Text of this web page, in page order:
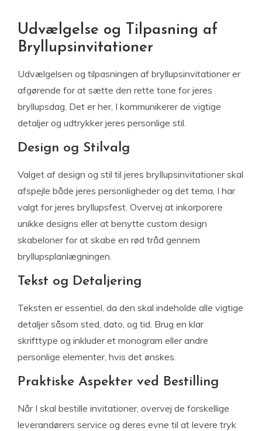
Udvælgelse og Tilpasning af
Bryllupsinvitationer
Udvælgelsen og tilpasningen af bryllupsinvitationer er
afgørende for at sætte den rette tone for jeres
bryllupsdag. Det er her, I kommunikerer de vigtige
detaljer og udtrykker jeres personlige stil.
Design og Stilvalg
Valget af design og stil til jeres bryllupsinvitationer skal
afspejle både jeres personligheder og det tema, I har
valgt for jeres bryllupsfest. Overvej at inkorporere
unikke designs eller at benytte custom design
skabeloner for at skabe en rød tråd gennem
bryllupsplanlægningen.
Tekst og Detaljering
Teksten er essentiel, da den skal indeholde alle vigtige
detaljer såsom sted, dato, og tid. Brug en klar
skrifttype og inkluder et monogram eller andre
personlige elementer, hvis det ønskes.
Praktiske Aspekter ved Bestilling
Når I skal bestille invitationer, overvej de forskellige
leverandørers service og deres evne til at levere tryk